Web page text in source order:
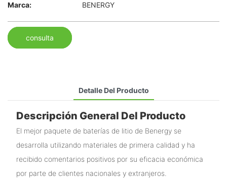
Marca:
BENERGY
consulta
Detalle Del Producto
Descripción General Del Producto
El mejor paquete de baterías de litio de Benergy se
desarrolla utilizando materiales de primera calidad y ha
recibido comentarios positivos por su eficacia económica
por parte de clientes nacionales y extranjeros.